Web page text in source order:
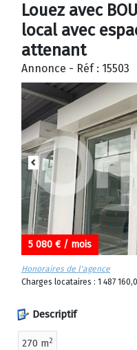
Louez avec
local avec
attenant
Annonce - Réf : 15503
5 080 € / mois
Honoraires de l'agence
Charges locataires : 1 487
Descriptif
270 m2